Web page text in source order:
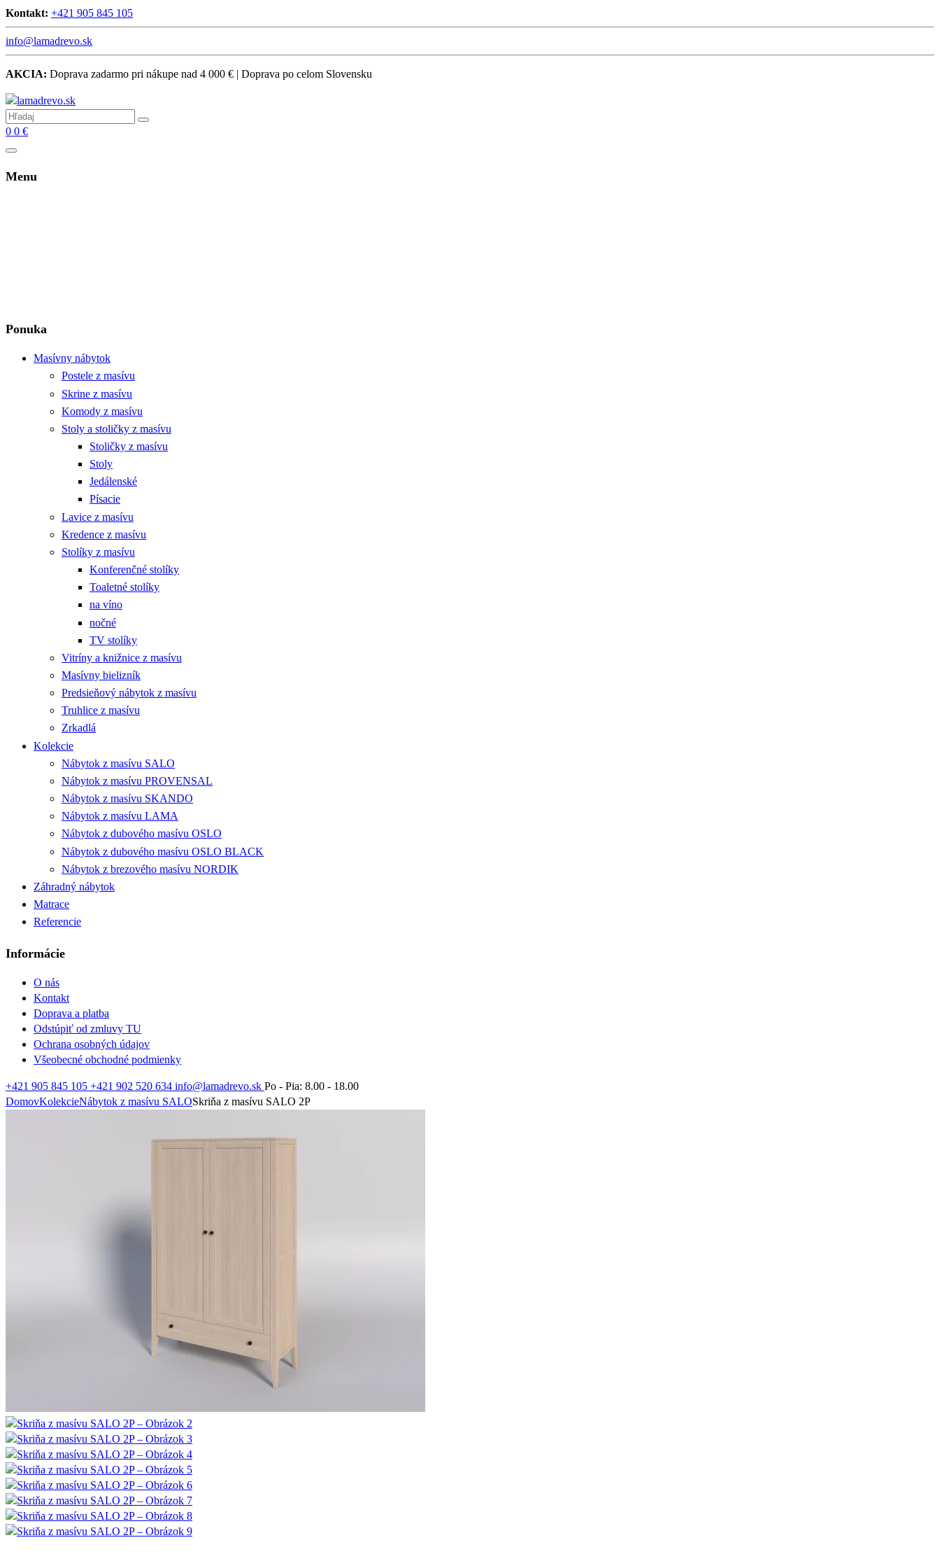
Kontakt: +421 905 845 105
info@lamadrevo.sk
AKCIA: Doprava zadarmo pri nákupe nad 4 000 € | Doprava po celom Slovensku
0 0 €
Menu
Ponuka
Masívny nábytok
Postele z masívu
Skrine z masívu
Komody z masívu
Stoly a stoličky z masívu
Stoličky z masívu
Stoly
Jedálenské
Písacie
Lavice z masívu
Kredence z masívu
Stolíky z masívu
Konferenčné stolíky
Toaletné stolíky
na víno
nočné
TV stolíky
Vitríny a knižnice z masívu
Masívny bielizník
Predsieňový nábytok z masívu
Truhlice z masívu
Zrkadlá
Kolekcie
Nábytok z masívu SALO
Nábytok z masívu PROVENSAL
Nábytok z masívu SKANDO
Nábytok z masívu LAMA
Nábytok z dubového masívu OSLO
Nábytok z dubového masívu OSLO BLACK
Nábytok z brezového masívu NORDIK
Záhradný nábytok
Matrace
Referencie
Informácie
O nás
Kontakt
Doprava a platba
Odstúpiť od zmluvy TU
Ochrana osobných údajov
Všeobecné obchodné podmienky
+421 905 845 105 +421 902 520 634 info@lamadrevo.sk Po - Pia: 8.00 - 18.00
DomovKolekcieNábytok z masívu SALOSkriňa z masívu SALO 2P